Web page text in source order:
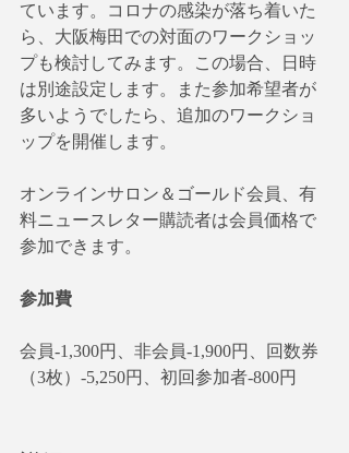
ています。コロナの感染が落ち着いた
ら、大阪梅田での対面のワークショッ
プも検討してみます。この場合、日時
は別途設定します。また参加希望者が
多いようでしたら、追加のワークショ
ップを開催します。
オンラインサロン＆ゴールド会員、有
料ニュースレター購読者は会員価格で
参加できます。
参加費
会員-1,300円、非会員-1,900円、回数券
（3枚）-5,250円、初回参加者-800円